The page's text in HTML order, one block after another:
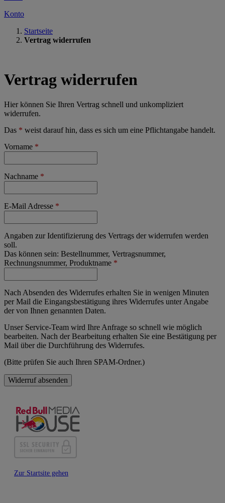
Konto
Startseite
Vertrag widerrufen
Vertrag widerrufen
Hier können Sie Ihren Vertrag schnell und unkompliziert
widerrufen.
Das * weist darauf hin, dass es sich um eine Pflichtangabe handelt.
Vorname *
Nachname *
E-Mail Adresse *
Angaben zur Identifizierung des Vertrags der widerrufen werden
soll.
Das können sein: Bestellnummer, Vertragsnummer,
Rechnungsnummer, Produktname *
Nach Absenden des Widerrufes erhalten Sie in wenigen Minuten
per Mail die Eingangsbestätigung ihres Widerrufes unter Angabe
der von Ihnen genannten Daten.
Unser Service-Team wird Ihre Anfrage so schnell wie möglich
bearbeiten. Nach der Bearbeitung erhalten Sie eine Bestätigung per
Mail über die Durchführung des Widerrufes.
(Bitte prüfen Sie auch Ihren SPAM-Ordner.)
Widerruf absenden
Zur Startsite gehen